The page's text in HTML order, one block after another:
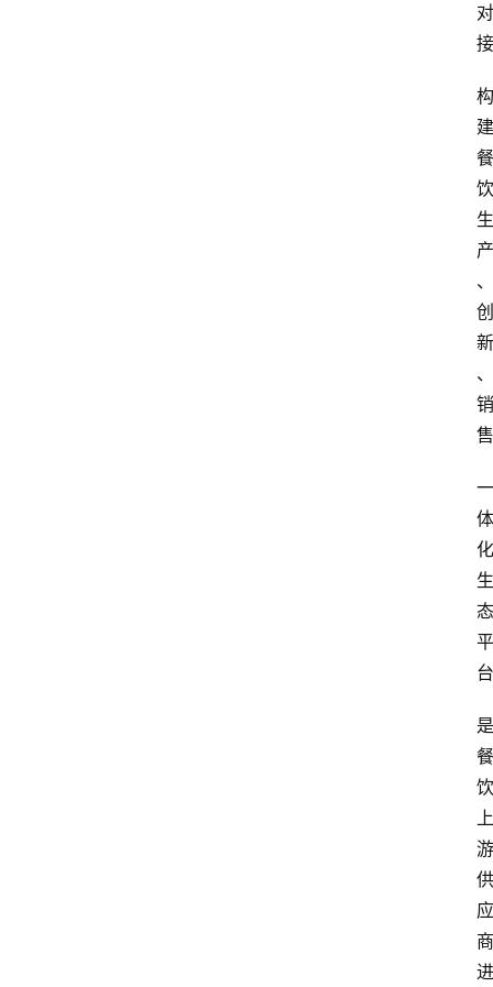
对
接
构
建
餐
饮
生
产
、
创
新
、
销
售
一
体
化
生
态
平
台
是
餐
饮
上
游
供
应
商
进